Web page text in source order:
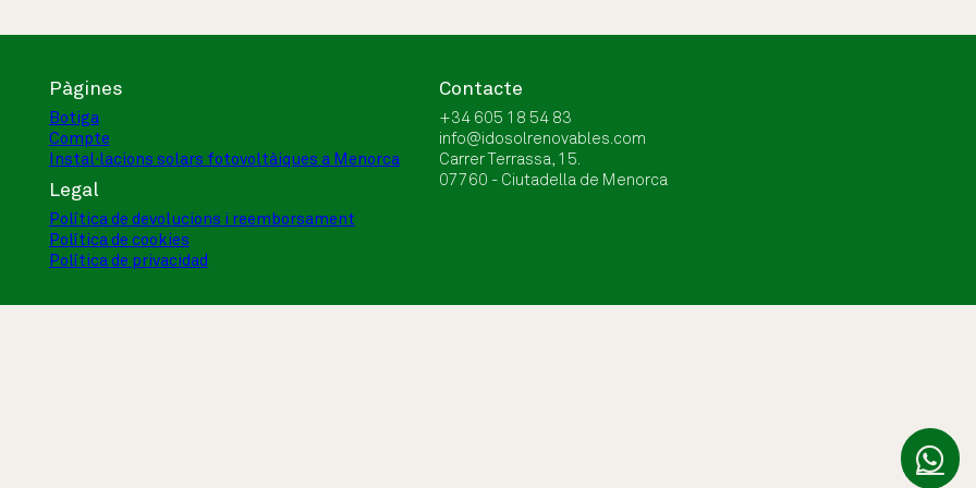
Pàgines
Botiga
Compte
Instal·lacions solars fotovoltàiques a Menorca
Legal
Política de devolucions i reemborsament
Política de cookies
Política de privacidad
Contacte
+34 605 18 54 83
info@idosolrenovables.com
Carrer Terrassa, 15.
07760 - Ciutadella de Menorca